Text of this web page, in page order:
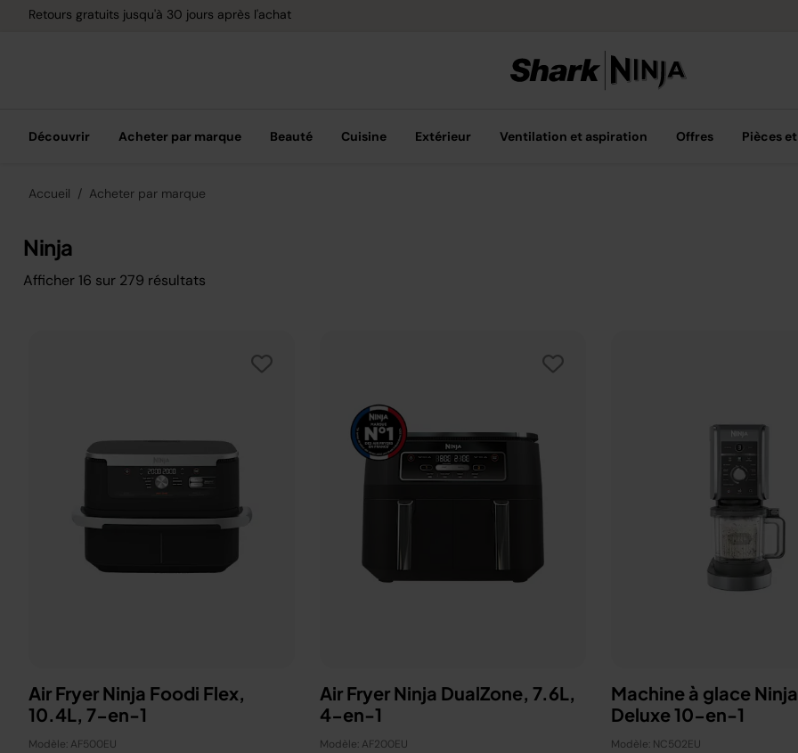
Retours gratuits jusqu'à 30 jours après l'achat Options de
Découvrir Acheter par marque Beauté Cuisine Extérieur Ventilation et aspiration Offres Pièces
Accueil Acheter par marque
Ninja
Afficher 16 sur 279 résultats
Air Fryer Ninja Foodi Flex,
10.4L, 7-en-1
Modèle: AF500EU
Air Fryer Ninja DualZone, 7.6L,
4-en-1
Modèle: AF200EU
Machine à glace
Deluxe 10-en-1
Modèle: NC502EU